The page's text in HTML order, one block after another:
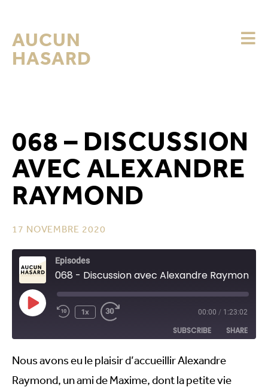
AUCUN
HASARD
068 – DISCUSSION
AVEC ALEXANDRE
RAYMOND
17 NOVEMBRE 2020
Episodes
068 - Discussion avec Alexandre Raymond
1x 00:00 / 1:23:02
SUBSCRIBE SHARE
RSS FEED
SHARE
Nous avons eu le plaisir d’accueillir Alexandre
Raymond, un ami de Maxime, dont la petite vie